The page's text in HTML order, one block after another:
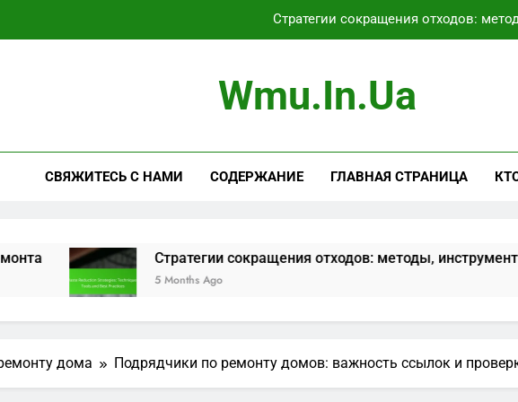
Стратегии сокращения отходов:
Возврат инвестиций в ремонт дома:
Стратегии сокращения отходов:
Возврат инвестиций в ремонт дома:
Wmu.in.ua
СВЯЖИТЕСЬ С НАМИ СОДЕРЖАНИЕ ГЛАВНАЯ СТРАНИЦА
Стратегии сокращения отходов: методы, инструменты и лучшие
5 Months Ago
дома Подрядчики по ремонту домов: важность ссылок и